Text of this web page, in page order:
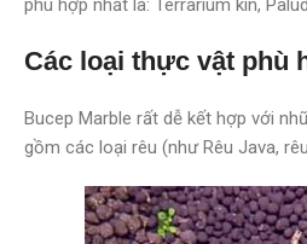
phù hợp nhất là: Terrarium kín,
Các loại thực vật phù
Bucep Marble rất dễ kết hợp với
gồm các loại rêu (như Rêu Java,